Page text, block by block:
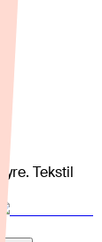
Tekstil